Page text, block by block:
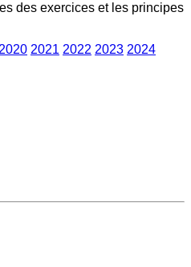
des exercices et les principes
2020 2021 2022 2023 2024